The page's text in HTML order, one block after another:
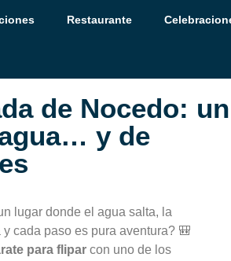
Restaurante
de Nocedo: un
y de
lugar donde el agua salta, la
y cada paso es pura aventura? 🎒
para flipar con uno de los